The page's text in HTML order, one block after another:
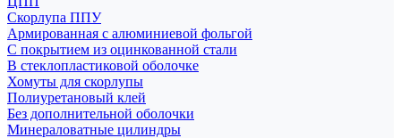
Скорлупа ППУ
Армированная с алюминиевой фольгой
С покрытием из оцинкованной стали
В стеклопластиковой оболочке
Хомуты для скорлупы
Полиуретановый клей
Без дополнительной оболочки
Минераловатные цилиндры